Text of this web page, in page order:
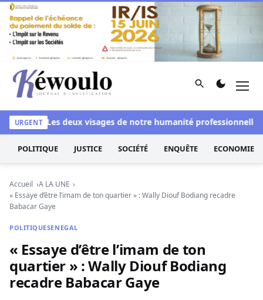
Aller au contenu
Kéwoulo, le premier site d'information et d'investigation
Rechercher
URGENTLes deux visages de notre humanité professionnelle :
POLITIQUE JUSTICE SOCIÉTÉ ENQUÊTE ECONOMIE
Accueil
A LA UNE
« Essaye d’être l’imam de ton quartier » : Wally Diouf Bodiang recadre
Babacar Gaye
POLITIQUESENEGAL
« Essaye d’être l’imam de ton
quartier » : Wally Diouf Bodiang
recadre Babacar Gaye